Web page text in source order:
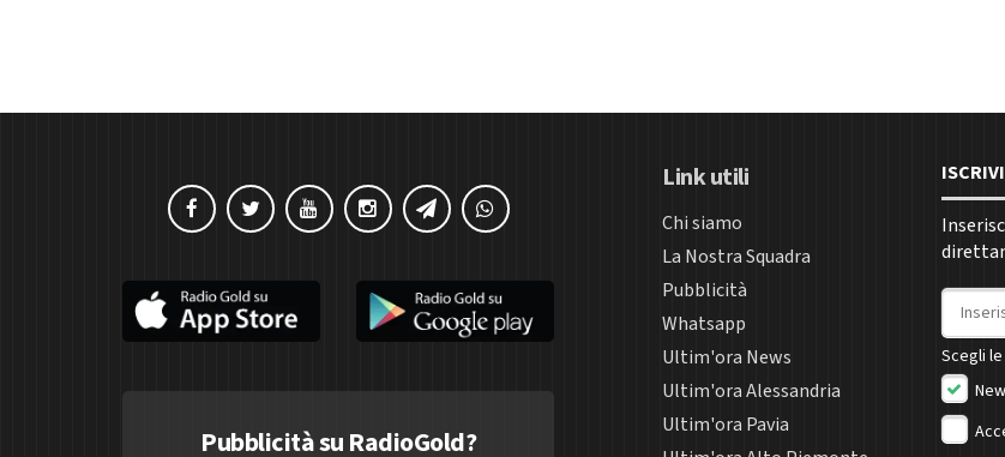
Pubblicità su RadioGold?
Link utili
Chi siamo
La Nostra Squadra
Pubblicità
Whatsapp
Ultim'ora News
Ultim'ora Alessandria
Ultim'ora Pavia
Scegli